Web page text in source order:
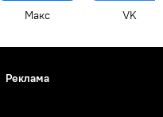
Макс VK
Реклама